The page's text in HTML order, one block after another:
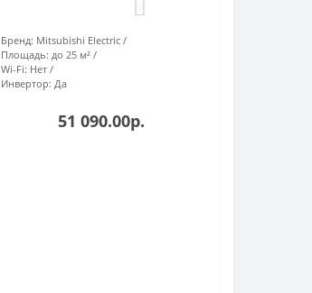
Бренд: Mitsubishi Electric
Площадь: до 25 м²
Wi-Fi: Нет
Инвертор: Да
51 090.00р.